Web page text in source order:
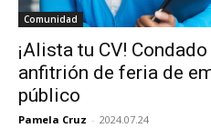
Comunidad
¡Alista tu CV!
anfitrión de feria de
público
Pamela Cruz - 2024.07.24